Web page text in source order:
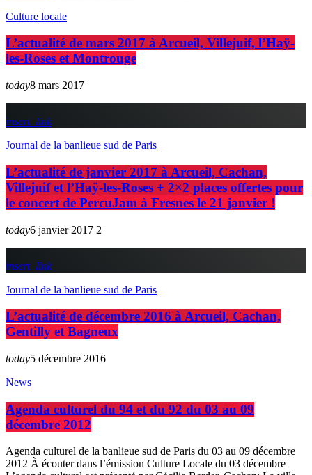
Culture locale
L’actualité de mars 2017 à Arcueil, Villejuif, l’Haÿ-
les-Roses et Montrouge
today8 mars 2017
insert_link
Journal de la banlieue sud de Paris
L’actualité de janvier 2017 à Arcueil, Cachan,
Villejuif et l’Haÿ-les-Roses + 2×2 places offertes pour
le concert de PercuJam à Fresnes le 21 janvier !
today6 janvier 2017 2
insert_link
Journal de la banlieue sud de Paris
L’actualité de décembre 2016 à Arcueil, Cachan,
Gentilly et Bagneux
today5 décembre 2016
News
Agenda culturel du 94 et du 92 du 03 au 09
décembre 2012
Agenda culturel de la banlieue sud de Paris du 03 au 09 décembre
2012 À écouter dans l’émission Culture Locale du 03 décembre